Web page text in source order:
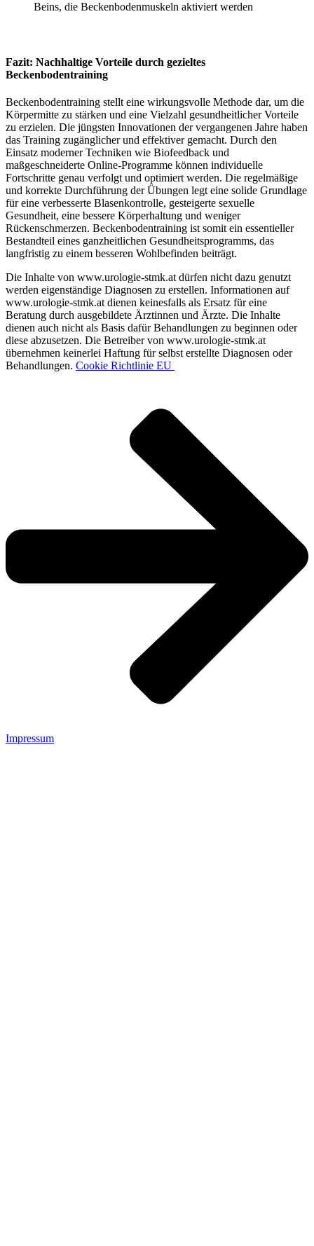
Beins, die Beckenbodenmuskeln aktiviert werden
Fazit: Nachhaltige Vorteile durch gezieltes
Beckenbodentraining
Beckenbodentraining stellt eine wirkungsvolle Methode dar, um die
Körpermitte zu stärken und eine Vielzahl gesundheitlicher Vorteile
zu erzielen. Die jüngsten Innovationen der vergangenen Jahre haben
das Training zugänglicher und effektiver gemacht. Durch den
Einsatz moderner Techniken wie Biofeedback und
maßgeschneiderte Online-Programme können individuelle
Fortschritte genau verfolgt und optimiert werden. Die regelmäßige
und korrekte Durchführung der Übungen legt eine solide Grundlage
für eine verbesserte Blasenkontrolle, gesteigerte sexuelle
Gesundheit, eine bessere Körperhaltung und weniger
Rückenschmerzen. Beckenbodentraining ist somit ein essentieller
Bestandteil eines ganzheitlichen Gesundheitsprogramms, das
langfristig zu einem besseren Wohlbefinden beiträgt.
Die Inhalte von www.urologie-stmk.at dürfen nicht dazu genutzt
werden eigenständige Diagnosen zu erstellen. Informationen auf
www.urologie-stmk.at dienen keinesfalls als Ersatz für eine
Beratung durch ausgebildete Ärztinnen und Ärzte. Die Inhalte
dienen auch nicht als Basis dafür Behandlungen zu beginnen oder
diese abzusetzen. Die Betreiber von www.urologie-stmk.at
übernehmen keinerlei Haftung für selbst erstellte Diagnosen oder
Behandlungen. Cookie Richtlinie EU
Impressum